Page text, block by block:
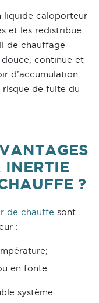
liquide caloporteur
et les redistribue
de chauffage
continue et
d’accumulation
de fuite du
INERTIE
?
de chauffe sont
:
en fonte.
système